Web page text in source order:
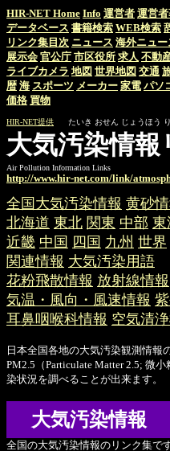
HIR-NET Home Info 運営者 運営
データベース 書籍検索 WEB検索
リンク集目次 ニュース 海外ニュー
展示会 官公庁 市区役所 求人 不動
ライブカメラ 地図 世界地図 交通
暦 海 スポーツ メーカー 家電 パソ
価格 買物
HIR-NET提供 たいき おせん じょうほう
大気汚染情
Air Pollution Information Links
http://www.hir-net.com/link/
全国大気汚染情報 黄砂
北海道 東北 関東 中部 東
近畿 中国 四国 九州 世界
関連情報 大気汚染用語
花粉飛散情報 放射線情報
気温・風向・風速情報
耳鼻咽喉科情報 空気清
日本全国各地の大気汚染観測情報
PM2.5（Particulate Matter 2.5; 微
染状況を調べることが出来ます。
大気汚染情報
全国の大気汚染情報のリンク集で